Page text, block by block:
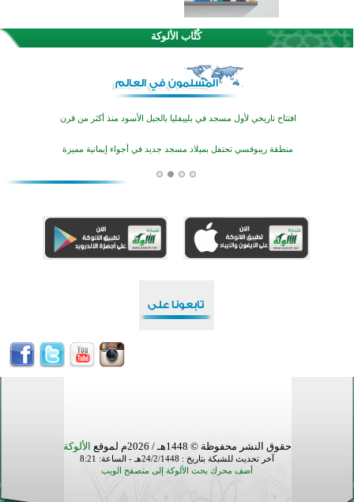
كُتَّاب الألوكة
تيسليتش تختتم برنامجا تعليميا لتعزيز القيم وبناء الشخصية للشباب المسلمين
اختتام منافسات قرآنية متميزة في بنغلاديش بمشاركة 3000 متسابق
افتتاح تاريخي لأول مسجد في بلييفليا بالجبل الأسود منذ أكثر من قرن
منطقة ريبوفسي تحتفل بميلاد مسجد جديد في أجواء إيمانية مميزة
أكبر مشروع إسلامي في ريف أستراليا يفتتح أبوابه بعد سنوات من العمل والعطاء
اختتام الدورة التاسعة لمسابقة حفظ وتلاوة القرآن الكريم في أزناكاييف
حقوق النشر محفوظة © 1448هـ / 2026م لموقع الألوكة
آخر تحديث للشبكة بتاريخ : 24/2/1448هـ - الساعة: 8:21
أضف محرك بحث الألوكة إلى متصفح الويب